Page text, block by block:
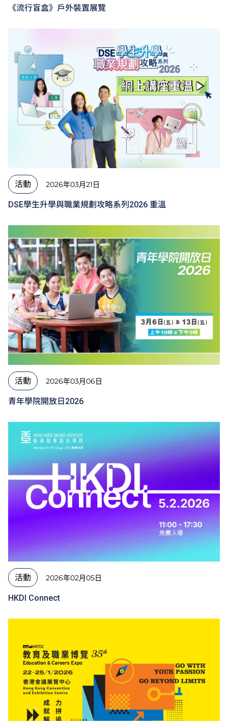
《流行盲盒》戶外裝置展覽
活動 2026年03月21日
DSE學生升學與職業規劃攻略系列2026 重溫
活動 2026年03月06日
青年學院開放日2026
活動 2026年02月05日
HKDI Connect